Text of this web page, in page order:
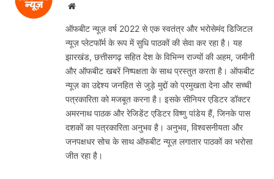
Website
ऑफबीट न्यूज़ वर्ष 2022 से एक स्वतंत्र और भरोसेमंद डिजिटल
न्यूज़ प्लेटफॉर्म के रूप में सुधि पाठकों की सेवा कर रहा है। यह
झारखंड, छत्तीसगढ़ सहित देश के विभिन्न राज्यों की अहम, जमीनी
और ऑफबीट खबरें निष्पक्षता के साथ प्रस्तुत करता है। ऑफबीट
न्यूज़ का उद्देश्य जनहित से जुड़े मुद्दों को प्रमुखता देना और सच्ची
पत्रकारिता को मजबूत करना है। इसके सीनियर एडिटर डॉक्टर
अमरनाथ पाठक और रेजिडेंट एडिटर विष्णु पांडेय हैं, जिनके पास
दशकों का पत्रकारिता अनुभव है। अनुभव, विश्वसनीयता और
जनपक्षधर सोच के साथ ऑफबीट न्यूज़ लगातार पाठकों का भरोसा
जीत रहा है।